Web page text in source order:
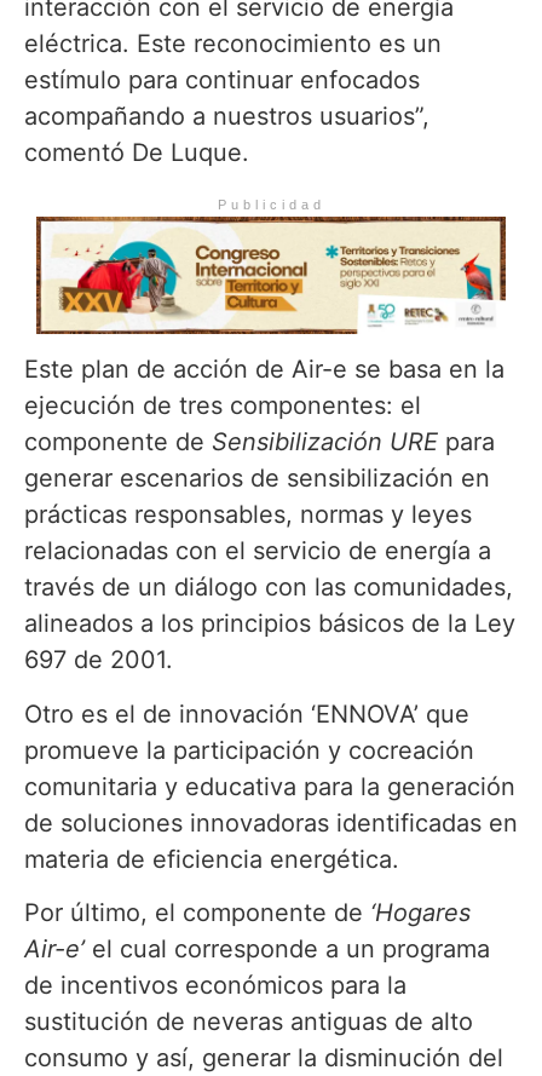
interacción con el servicio de energía
eléctrica. Este reconocimiento es un
estímulo para continuar enfocados
acompañando a nuestros usuarios”,
comentó De Luque.
Publicidad
Este plan de acción de Air-e se basa en la
ejecución de tres componentes: el
componente de Sensibilización URE para
generar escenarios de sensibilización en
prácticas responsables, normas y leyes
relacionadas con el servicio de energía a
través de un diálogo con las comunidades,
alineados a los principios básicos de la Ley
697 de 2001.
Otro es el de innovación ‘ENNOVA’ que
promueve la participación y cocreación
comunitaria y educativa para la generación
de soluciones innovadoras identificadas en
materia de eficiencia energética.
Por último, el componente de ‘Hogares
Air-e’el cual corresponde a un programa
de incentivos económicos para la
sustitución de neveras antiguas de alto
consumo y así, generar la disminución del